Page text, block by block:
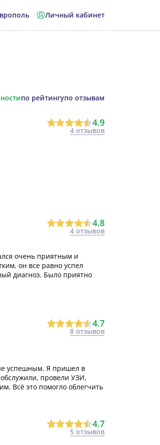
Личный кабинет
по рейтингупо отзывам
4.9
4 отзывов
4.8
4 отзывов
очень приятным и
он все равно успел
диагноз. Было приятно
4.7
8 отзывов
успешным. Я пришел в
провели УЗИ,
Всё это помогло облегчить
4.7
5 отзывов